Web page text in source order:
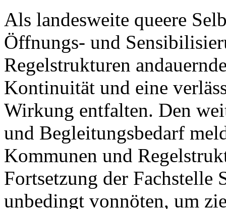
Als landesweite queere
Öffnungs- und
Regelstrukturen
Kontinuität und eine
Wirkung entfalten. Den
und Begleitungsbedarf
Kommunen und
Fortsetzung der Fachstelle
unbedingt vonnöten, um